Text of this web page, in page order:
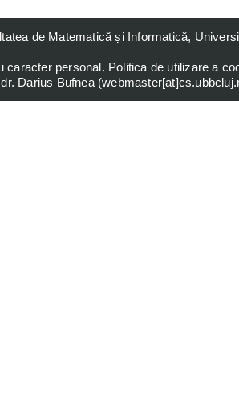
de Matematică și Informatică,
caracter personal. Politica de utilizare a
Darius Bufnea (